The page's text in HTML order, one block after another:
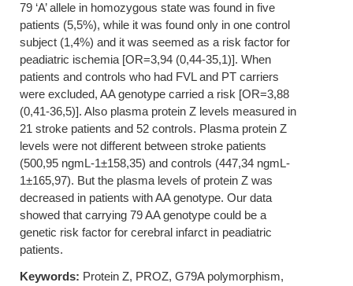
79 ‘A’ allele in homozygous state was found in five
patients (5,5%), while it was found only in one control
subject (1,4%) and it was seemed as a risk factor for
peadiatric ischemia [OR=3,94 (0,44-35,1)]. When
patients and controls who had FVL and PT carriers
were excluded, AA genotype carried a risk [OR=3,88
(0,41-36,5)]. Also plasma protein Z levels measured in
21 stroke patients and 52 controls. Plasma protein Z
levels were not different between stroke patients
(500,95 ngmL-1±158,35) and controls (447,34 ngmL-
1±165,97). But the plasma levels of protein Z was
decreased in patients with AA genotype. Our data
showed that carrying 79 AA genotype could be a
genetic risk factor for cerebral infarct in peadiatric
patients.
Keywords: Protein Z, PROZ, G79A polymorphism,